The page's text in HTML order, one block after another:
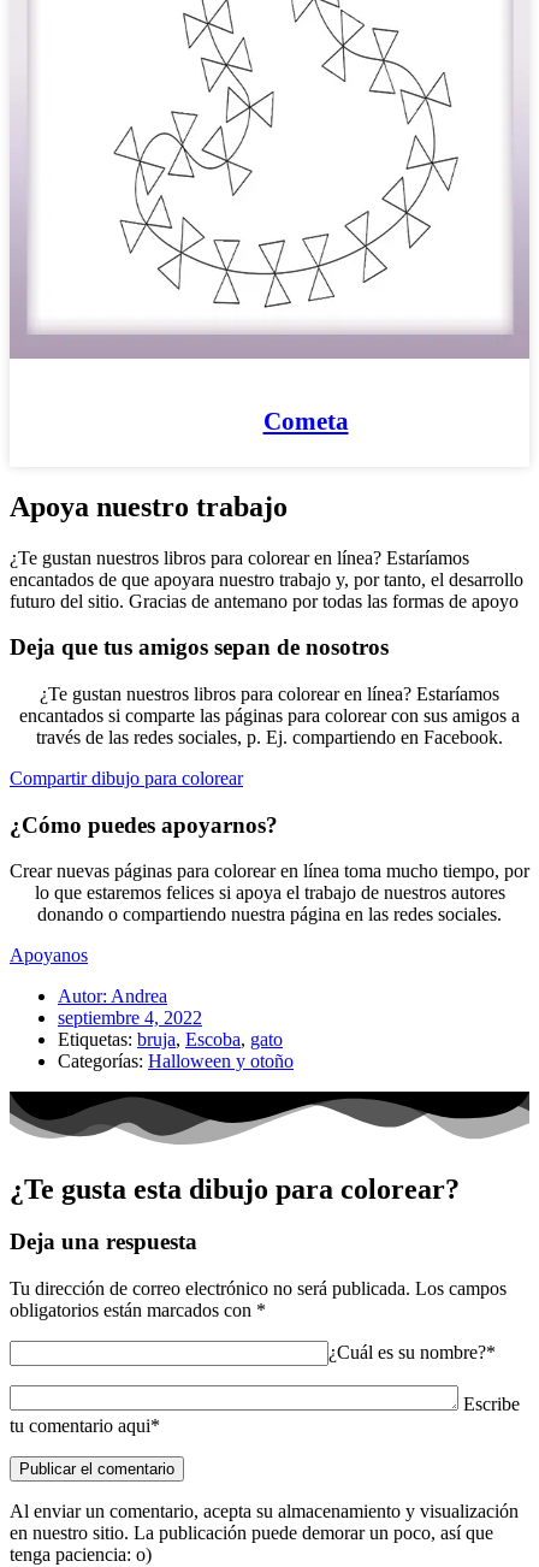
Cometa
Apoya nuestro trabajo
¿Te gustan nuestros libros para colorear en línea? Estaríamos
encantados de que apoyara nuestro trabajo y, por tanto, el desarrollo
futuro del sitio. Gracias de antemano por todas las formas de apoyo
Deja que tus amigos sepan de nosotros
¿Te gustan nuestros libros para colorear en línea? Estaríamos
encantados si comparte las páginas para colorear con sus amigos a
través de las redes sociales, p. Ej. compartiendo en Facebook.
Compartir dibujo para colorear
¿Cómo puedes apoyarnos?
Crear nuevas páginas para colorear en línea toma mucho tiempo, por
lo que estaremos felices si apoya el trabajo de nuestros autores
donando o compartiendo nuestra página en las redes sociales.
Apoyanos
Autor: Andrea
septiembre 4, 2022
Etiquetas: bruja, Escoba, gato
Categorías: Halloween y otoño
¿Te gusta esta dibujo para colorear?
Deja una respuesta
Tu dirección de correo electrónico no será publicada. Los campos
obligatorios están marcados con *
¿Cuál es su nombre?*
Escribe
tu comentario aqui*
Al enviar un comentario, acepta su almacenamiento y visualización
en nuestro sitio. La publicación puede demorar un poco, así que
tenga paciencia: o)